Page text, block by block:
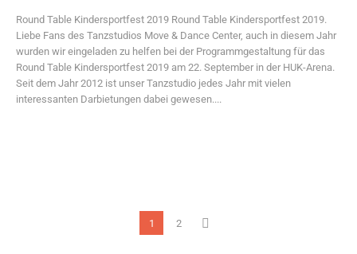
Round Table Kindersportfest 2019 Round Table Kindersportfest 2019.
Liebe Fans des Tanzstudios Move & Dance Center, auch in diesem Jahr
wurden wir eingeladen zu helfen bei der Programmgestaltung für das
Round Table Kindersportfest 2019 am 22. September in der HUK-Arena.
Seit dem Jahr 2012 ist unser Tanzstudio jedes Jahr mit vielen
interessanten Darbietungen dabei gewesen....
1 2